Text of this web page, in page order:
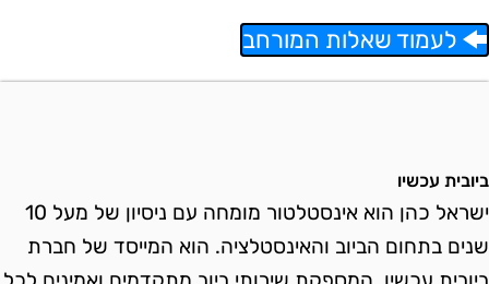
לעמוד שאלות המורחב
עכשיו
ישראל כהן הוא אינסטלטור מומחה עם ניסיון של מעל 10
בתחום הביוב והאינסטלציה. הוא המייסד של חברת